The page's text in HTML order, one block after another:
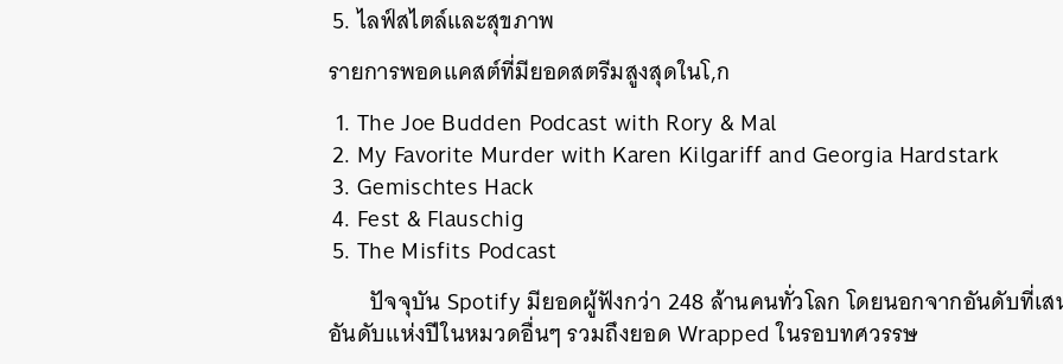
ไลฟ์สไตล์และสุขภาพ
รายการพอดแคสต์ที่มียอดสตรีมสูงสุดในโ,ก
The Joe Budden Podcast with Rory & Mal
My Favorite Murder with Karen Kilgariff and Georgia Hardstark
Gemischtes Hack
Fest & Flauschig
The Misfits Podcast
ปัจจุบัน Spotify มียอดผู้ฟังกว่า 248 ล้านคนทั่วโลก โดยนอกจากอันดับที่เ
อันดับแห่งปีในหมวดอื่นๆ รวมถึงยอด Wrapped ในรอบทศวรรษ